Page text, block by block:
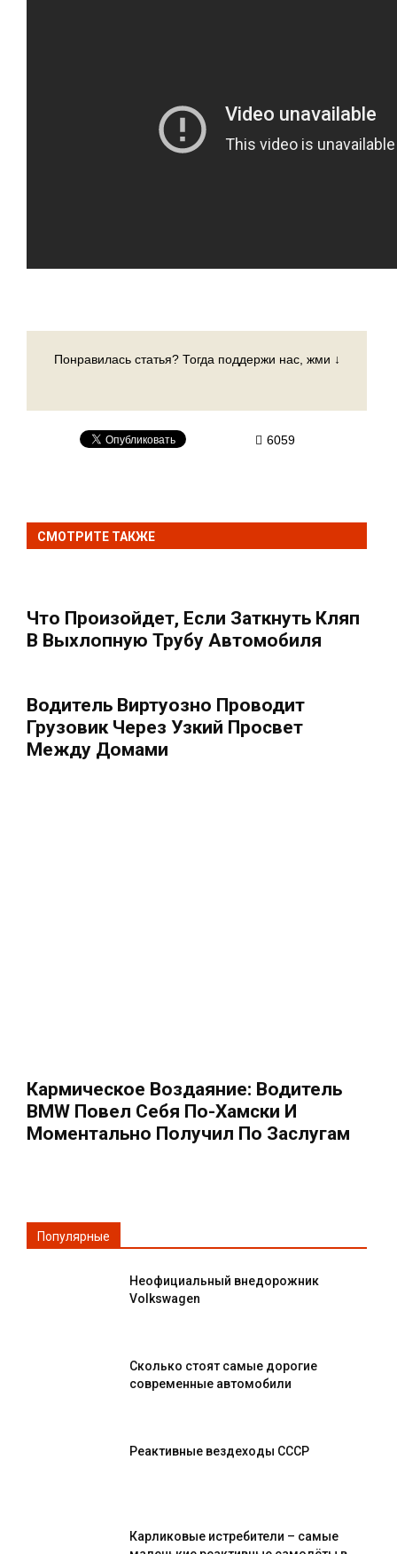
Понравилась статья? Тогда поддержи нас, жми ↓
6059
СМОТРИТЕ ТАКЖЕ
Что Произойдет, Если Заткнуть Кляп
В Выхлопную Трубу Автомобиля
Водитель Виртуозно Проводит
Грузовик Через Узкий Просвет
Между Домами
Кармическое Воздаяние: Водитель
BMW Повел Себя По-Хамски И
Моментально Получил По Заслугам
Популярные
Неофициальный внедорожник
Volkswagen
Сколько стоят самые дорогие
современные автомобили
Реактивные вездеходы СССР
Карликовые истребители – самые